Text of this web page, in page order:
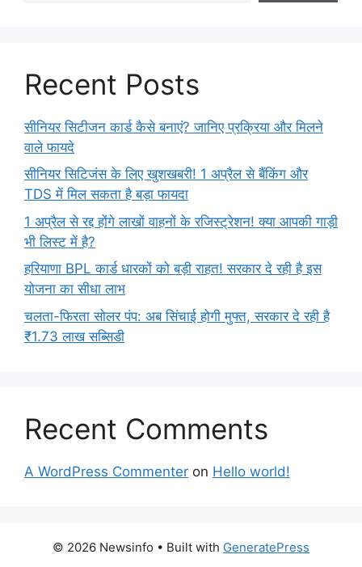
Recent Posts
सीनियर सिटीजन कार्ड कैसे बनाएं? जानिए प्रक्रिया और मिलने
वाले फायदे
सीनियर सिटिजंस के लिए खुशखबरी! 1 अप्रैल से बैंकिंग और
TDS में मिल सकता है बड़ा फायदा
1 अप्रैल से रद्द होंगे लाखों वाहनों के रजिस्ट्रेशन! क्या आपकी गाड़ी
भी लिस्ट में है?
हरियाणा BPL कार्ड धारकों को बड़ी राहत! सरकार दे रही है इस
योजना का सीधा लाभ
चलता-फिरता सोलर पंप: अब सिंचाई होगी मुफ्त, सरकार दे रही है
₹1.73 लाख सब्सिडी
Recent Comments
A WordPress Commenter on Hello world!
© 2026 Newsinfo • Built with GeneratePress